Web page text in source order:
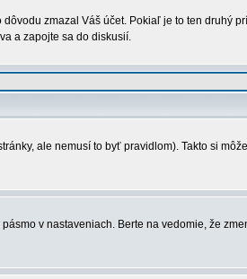
zmazal Váš účet. Pokiaľ je to ten druhý
a zapojte sa do diskusií.
ale nemusí to byť pravidlom). Takto si
v nastaveniach. Berte na vedomie, že